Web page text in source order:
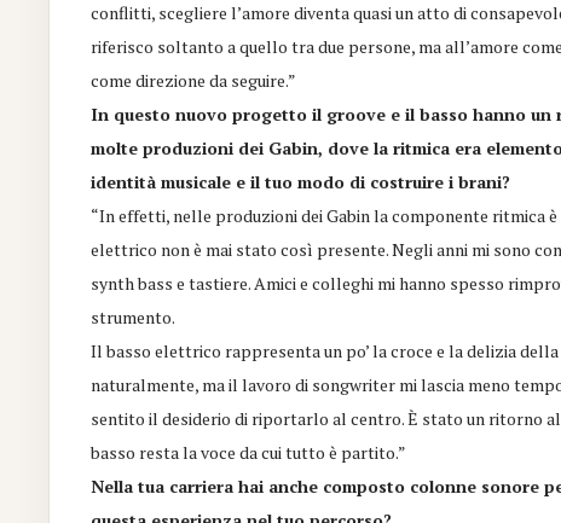
conflitti, scegliere l’amore diventa quasi un atto di
riferisco soltanto a quello tra due persone, ma all’amore
come direzione da seguire.”
In questo nuovo progetto il groove e il basso hanno un
molte produzioni dei Gabin, dove la ritmica era
identità musicale e il tuo modo di costruire i brani?
“In effetti, nelle produzioni dei Gabin la componente ritmica
elettrico non è mai stato così presente. Negli anni mi sono
synth bass e tastiere. Amici e colleghi mi hanno spesso
strumento.
Il basso elettrico rappresenta un po’ la croce e la delizia
naturalmente, ma il lavoro di songwriter mi lascia meno
sentito il desiderio di riportarlo al centro. È stato un ritorno
basso resta la voce da cui tutto è partito.”
Nella tua carriera hai anche composto colonne sonore